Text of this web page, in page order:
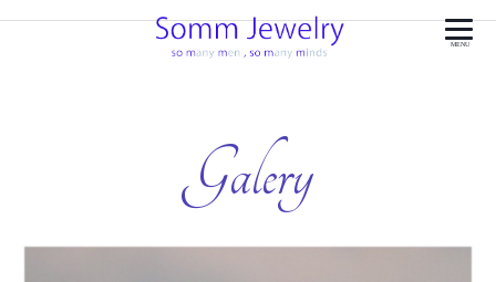
MENU
Galery